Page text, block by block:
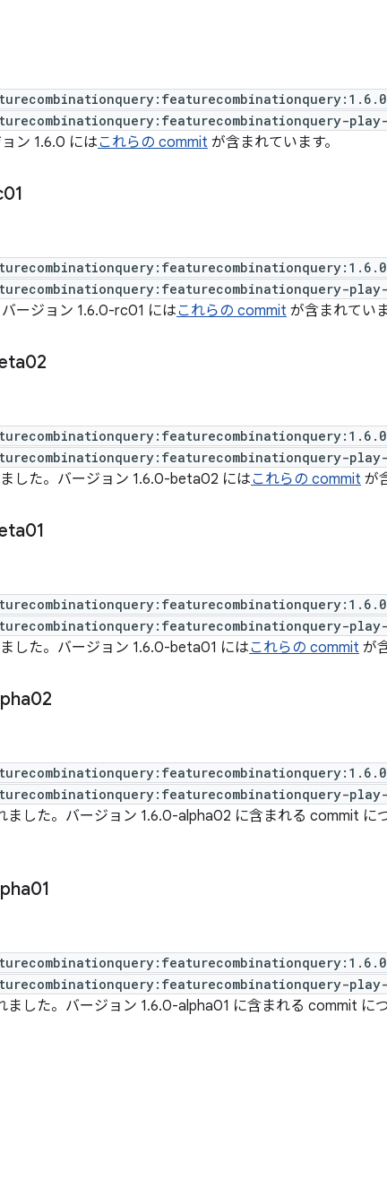
ン 1.6.0 にはこれらの commit が含まれています。
ージョン 1.6.0-rc01 にはこれらの commit が含まれていま
した。バージョン 1.6.0-beta02 にはこれらの commit が
した。バージョン 1.6.0-beta01 にはこれらの commit が
ました。バージョン 1.6.0-alpha02 に含まれる commit に
ました。バージョン 1.6.0-alpha01 に含まれる commit につ